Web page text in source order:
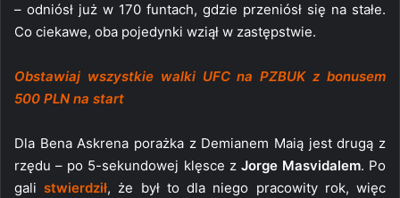
– odniósł już w 170 funtach, gdzie przeniósł się na stałe.
Co ciekawe, oba pojedynki wziął w zastępstwie.
Obstawiaj wszystkie walki UFC na PZBUK z bonusem
500 PLN na start
Dla Bena Askrena porażka z Demianem Maią jest drugą z
rzędu – po 5-sekundowej klęsce z Jorge Masvidalem. Po
galistwierdził, że był to dla niego pracowity rok, więc